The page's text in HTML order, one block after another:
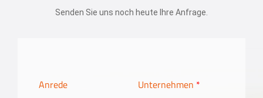
Senden Sie uns noch heute Ihre Anfrage.
Anrede Unternehmen *